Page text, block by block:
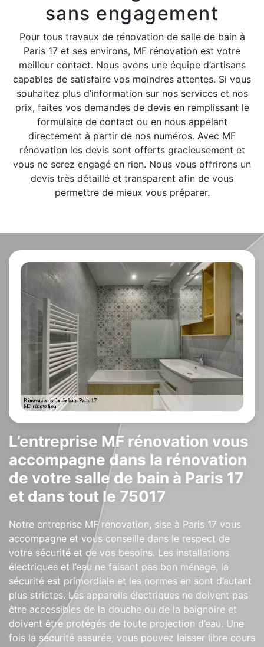
sans engagement
Pour tous travaux de rénovation de salle de bain à
Paris 17 et ses environs, MF rénovation est votre
meilleur contact. Nous avons une équipe d’artisans
capables de satisfaire vos moindres attentes. Si vous
souhaitez plus d’information sur nos services et nos
prix, faites vos demandes de devis en remplissant le
formulaire de contact ou en nous appelant
directement à partir de nos numéros. Avec MF
rénovation les devis sont offerts gracieusement et
vous ne serez engagé en rien. Nous vous offrirons un
devis très détaillé et transparent afin de vous
permettre de mieux vous préparer.
L’entreprise MF rénovation vous
accompagne dans la rénovation
de votre salle de bain à Paris 17
et dans tout le 75017
Notre entreprise MF rénovation, sise à Paris 17 vous
accompagne et vous conseille dans le respect de
votre sécurité et de vos besoins. Les installations
électriques et l’eau ne faisant pas bon ménage, la
sécurité est primordiale et les normes en sont d’autant
plus strictes. Les appareils électriques ne doivent pas
être accessibles de la douche ou de la baignoire et
doivent être protégés de toute projection d’eau. Une
fois la sécurité assurée, vous pouvez laisser libre cours